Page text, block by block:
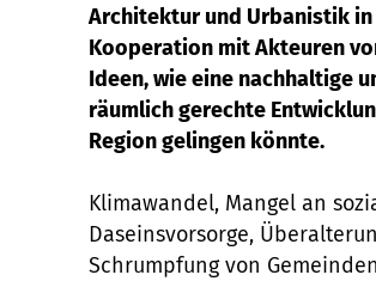
Architektur und Urbanistik in
Kooperation mit Akteuren
Ideen, wie eine nachhaltige
räumlich gerechte
Region gelingen könnte.
Klimawandel, Mangel an
Daseinsvorsorge,
Schrumpfung von